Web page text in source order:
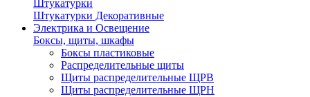
Штукатурки
Штукатурки Декоративные
Электрика и Освещение
Боксы, щиты, шкафы
Боксы пластиковые
Распределительные щиты
Щиты распределительные ЩРВ
Щиты распределительные ЩРН